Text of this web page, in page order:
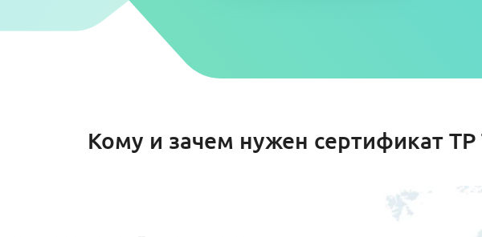
Кому и зачем нужен сертификат ТР